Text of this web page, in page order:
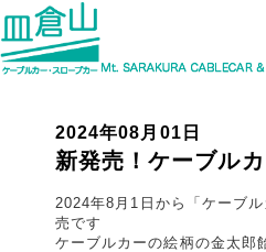
2024年08月01日
新発売！ケーブル
2024年8月1日から「ケーブ
売です
ケーブルカーの絵柄の金太郎